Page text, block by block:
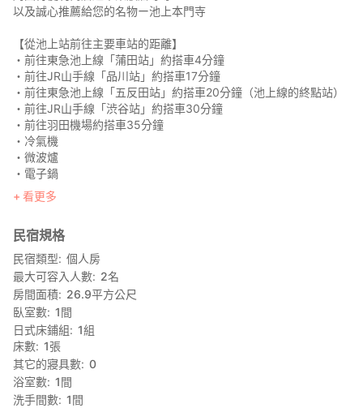
以及誠心推薦給您的名物ー池上本門寺
【從池上站前往主要車站的距離】
・前往東急池上線「蒲田站」約搭車4分鐘
・前往JR山手線「品川站」約搭車17分鐘
・前往東急池上線「五反田站」約搭車20分鐘（池上線的終點站）
・前往JR山手線「渋谷站」約搭車30分鐘
・前往羽田機場約搭車35分鐘
・冷氣機
・微波爐
・電子鍋
・廚具
・吹風機
・毛巾
・牙刷
・洗髮精/潤絲精/沐浴乳
【周遭店家】
・ 距離Daily Yamazaki便利商店約為180m
（最近的便利商店）
・距離7-11約為350m
(在與最近車站的中間點)
・距離小超市約為385m
・距離Smile藥妝店約為550m
看更多
民宿規格
民宿類型
個人房
最大可容入人數
2名
房間面積
26.9平方公尺
臥室數 1間
日式床鋪組
1組
床數 1張
其它的寢具數 0
浴室數 1間
洗手間數 1間